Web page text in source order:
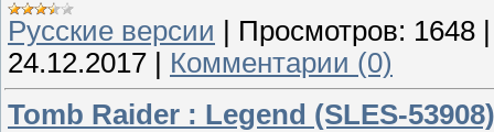
Русские версии
Просмотров: 1648
24.12.2017
Комментарии (0)
Tomb Raider : Legend (SLES-